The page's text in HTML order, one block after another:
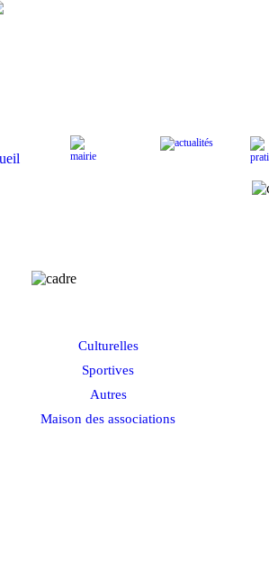
Culturelles
Sportives
Autres
Maison des associations